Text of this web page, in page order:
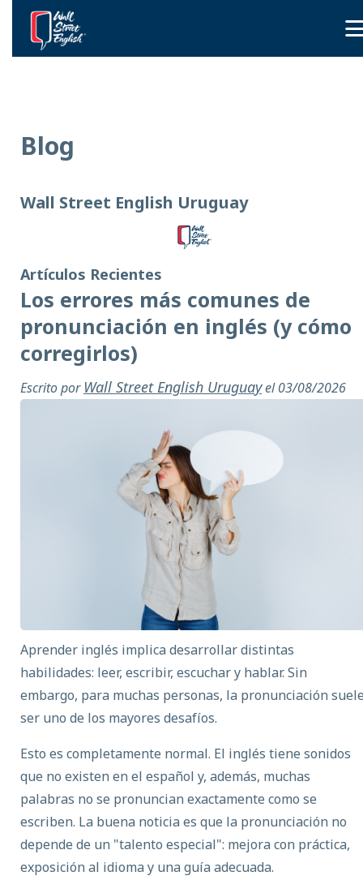
Blog
Wall Street English Uruguay
Artículos Recientes
Los errores más comunes de
pronunciación en inglés (y cómo
corregirlos)
Escrito por Wall Street English Uruguayel 03/08/2026
Aprender inglés implica desarrollar distintas
habilidades: leer, escribir, escuchar y hablar. Sin
embargo, para muchas personas, la pronunciación
ser uno de los mayores desafíos.
Esto es completamente normal. El inglés tiene sonidos
que no existen en el español y, además, muchas
palabras no se pronuncian exactamente como se
escriben. La buena noticia es que la pronunciación no
depende de un "talento especial": mejora con práctica,
exposición al idioma y una guía adecuada.